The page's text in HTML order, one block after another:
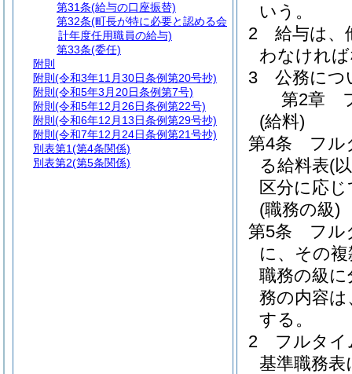
いう。
2
給与は、
わなけれ
3
公務につ
第2章
(給料)
第4条
フル
る給料表(
区分に応
(職務の級)
第5条
フル
に、その
職務の級
務の内容は
する。
2
フルタイ
基準職務
第31条(給与の口座振替)
第32条(町長が特に必要と認める会
計年度任用職員の給与)
第33条(委任)
附則
附則 (令和3年11月30日条例第20号抄)
附則 (令和5年3月20日条例第7号)
附則 (令和5年12月26日条例第22号)
附則 (令和6年12月13日条例第29号抄)
附則 (令和7年12月24日条例第21号抄)
別表第1(第4条関係)
別表第2(第5条関係)